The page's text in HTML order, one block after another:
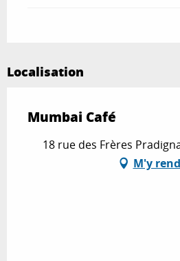
Localisation
Mumbai Café
18 rue des Frères
M'y